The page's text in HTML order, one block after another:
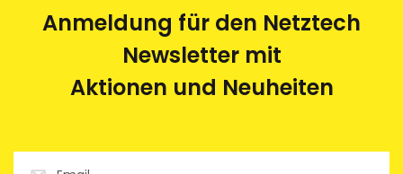
Anmeldung für den Netztech
Newsletter mit
Aktionen und Neuheiten